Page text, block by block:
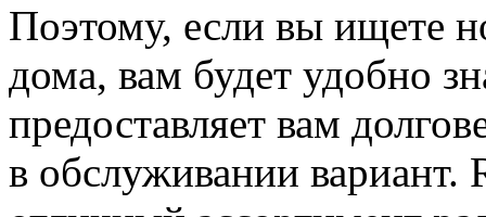
Поэтому, если вы ищете
дома, вам будет удобно
предоставляет вам
в обслуживании вариант.